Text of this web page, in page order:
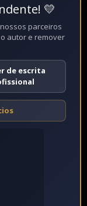
💛
parceiros
autor e remover
de escrita
Fechar